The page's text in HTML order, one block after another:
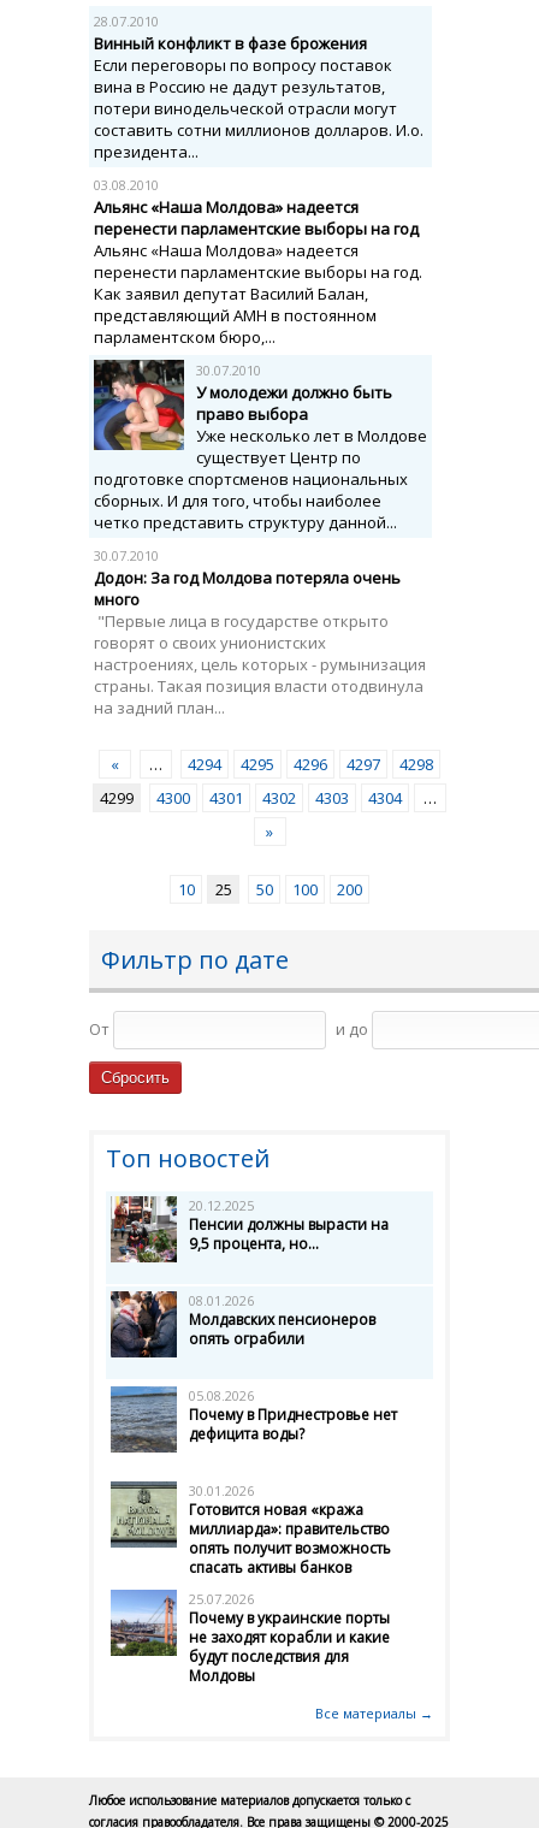
28.07.2010
Винный конфликт в фазе брожения
Если переговоры по вопросу поставок
вина в Россию не дадут результатов,
потери винодельческой отрасли могут
составить сотни миллионов долларов. И.о.
президента...
03.08.2010
Альянс «Наша Молдова» надеется
перенести парламентские выборы на год
Альянс «Наша Молдова» надеется
перенести парламентские выборы на год.
Как заявил депутат Василий Балан,
представляющий АМН в постоянном
парламентском бюро,...
30.07.2010
У молодежи должно быть
право выбора
Уже несколько лет в Молдове
существует Центр по
подготовке спортсменов национальных
сборных. И для того, чтобы наиболее
четко представить структуру данной...
30.07.2010
Додон: За год Молдова потеряла очень
много
"Первые лица в государстве открыто
говорят о своих унионистских
настроениях, цель которых - румынизация
страны. Такая позиция власти отодвинула
на задний план...
« … 4294 4295 4296 4297
4298
4299
4300 4301 4302 4303 4304
…
»
10 25 50 100 200
Фильтр по дате
От и до
Топ новостей
20.12.2025
Пенсии должны вырасти на
9,5 процента, но...
08.01.2026
Молдавских пенсионеров
опять ограбили
05.08.2026
Почему в Приднестровье нет
дефицита воды?
30.01.2026
Готовится новая «кража
миллиарда»: правительство
опять получит возможность
спасать активы банков
25.07.2026
Почему в украинские порты
не заходят корабли и какие
будут последствия для
Молдовы
Все материалы →
Любое использование материалов допускается только с
согласия правообладателя. Все права защищены © 2000-2025